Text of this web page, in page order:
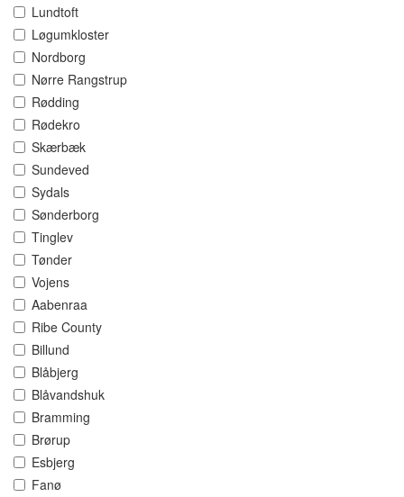
Lundtoft
Løgumkloster
Nordborg
Nørre Rangstrup
Rødding
Rødekro
Skærbæk
Sundeved
Sydals
Sønderborg
Tinglev
Tønder
Vojens
Aabenraa
Ribe County
Billund
Blåbjerg
Blåvandshuk
Bramming
Brørup
Esbjerg
Fanø